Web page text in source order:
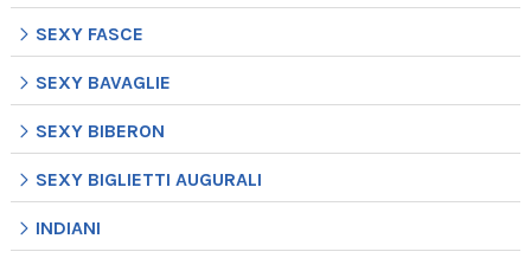
SEXY FASCE
SEXY BAVAGLIE
SEXY BIBERON
SEXY BIGLIETTI AUGURALI
INDIANI